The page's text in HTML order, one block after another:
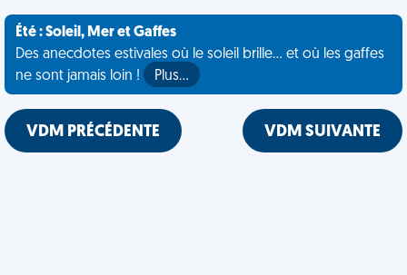
Été : Soleil, Mer et Gaffes
Des anecdotes estivales où le soleil brille... et où les gaffes
ne sont jamais loin !
Plus…
VDM PRÉCÉDENTE VDM SUIVANTE